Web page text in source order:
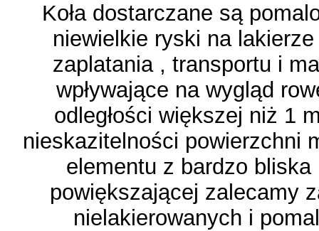
Koła dostarczane są
niewielkie ryski na
zaplatania , transportu i
wpływające na wygląd
odległości większej niż 1
nieskazitelności powierzchni
elementu z bardzo
powiększającej zalecamy
nielakierowanych i